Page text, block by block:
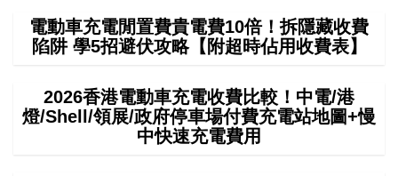
電動車充電閒置費貴電費10倍！拆隱藏收費
陷阱 學5招避伏攻略【附超時佔用收費表】
2026香港電動車充電收費比較！中電/港
燈/Shell/領展/政府停車場付費充電站地圖+慢
中快速充電費用